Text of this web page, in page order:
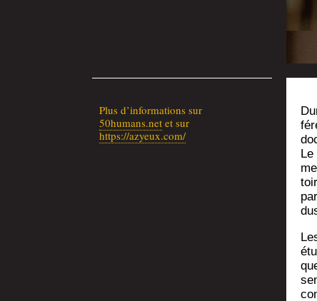
Plus d’in­for­ma­tions sur
50humans.net et sur
https://azyeux.com/